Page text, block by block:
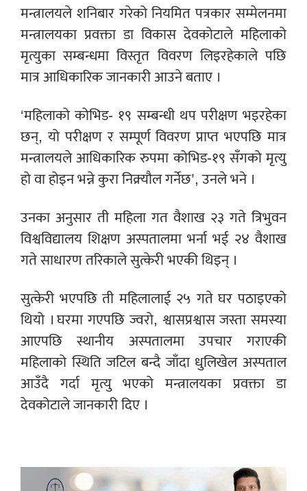
मन्त्रालयले शनिबार गरेको नियमित पत्रकार सम्मेलनमा
मन्त्रालयका प्रवक्ता डा विकास देवकोटाले महिलाको
मृत्युका सम्बन्धमा विस्तृत विवरण लिइरहेकाले पछि
मात्र आधिकारिक जानकारी आउने बताए ।
‘महिलाको कोभिड- १९ सम्बन्धी थप परीक्षण भइरहेका
छन्, यो परीक्षण र सम्पूर्ण विवरण प्राप्त भएपछि मात्र
मन्त्रालयले आधिकारिक रुपमा कोभिड-१९ सँगको मृत्यु
हो वा होइन भन्ने कुरा निक्र्यौल गर्नेछ’, उनले भने ।
उनका अनुसार ती महिला गत वैशाख २३ गते त्रिभुवन
विश्वविद्यालय शिक्षण अस्पतालमा भर्ना भई २४ वैशाख
गते साधारण तरिकाले सुत्केरी भएकी थिइन् ।
सुत्केरी भएपछि ती महिलालाई २५ गते घर पठाइएको
थियो । घरमा गएपछि ज्वरो, श्वासप्रश्वास जस्ता समस्या
आएपछि स्थानीय अस्पतालमा उपचार गराएकी
महिलाको स्थिति जटिल बन्दै जाँदा धुलिखेल अस्पताल
आउँदै गर्दा मृत्यु भएको मन्त्रालयका प्रवक्ता डा
देवकोटाले जानकारी दिए ।